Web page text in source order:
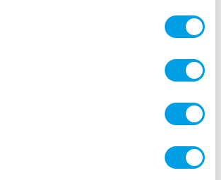
uitleners vanaf 1 januari 2027 tot een